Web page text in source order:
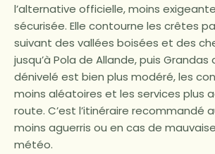
l’alternative officielle, moins
sécurisée. Elle contourne les crêtes
suivant des vallées boisées et des
jusqu’à Pola de Allande, puis Grandas
dénivelé est bien plus modéré, les
moins aléatoires et les services plus
route. C’est l’itinéraire recommandé
moins aguerris ou en cas de
météo.